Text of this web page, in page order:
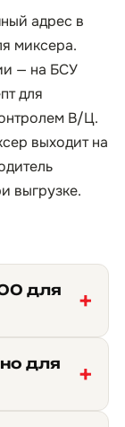
адрес в
миксера.
— на БСУ
для
В/Ц.
выходит на
выгрузке.
для
для